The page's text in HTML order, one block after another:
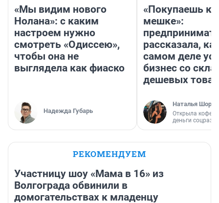
«Мы видим нового
Нолана»: с каким
настроем нужно
смотреть «Одиссею»,
чтобы она не
выглядела как фиаско
Надежда Губарь
«Покупаешь
мешке»:
рассказала,
самом деле
бизнес со
дешевых
Наталья
Открыла
деньги
РЕКОМЕНДУЕМ
Участницу шоу «Мама в 16» из
Волгограда обвинили в
домогательствах к младенцу